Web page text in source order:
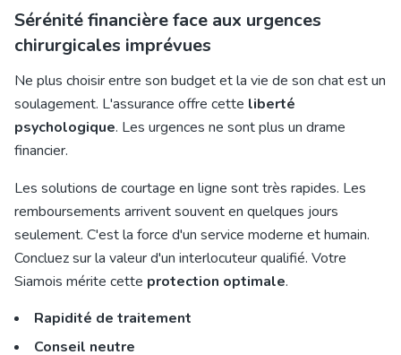
Sérénité financière face aux urgences
chirurgicales imprévues
Ne plus choisir entre son budget et la vie de son chat est un
soulagement. L'assurance offre cette liberté
psychologique. Les urgences ne sont plus un drame
financier.
Les solutions de courtage en ligne sont très rapides. Les
remboursements arrivent souvent en quelques jours
seulement. C'est la force d'un service moderne et humain.
Concluez sur la valeur d'un interlocuteur qualifié. Votre
Siamois mérite cette protection optimale.
Rapidité de traitement
Conseil neutre